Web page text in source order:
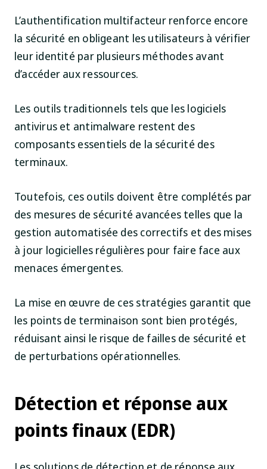
L’authentification multifacteur renforce encore
la sécurité en obligeant les utilisateurs à vérifier
leur identité par plusieurs méthodes avant
d’accéder aux ressources.
Les outils traditionnels tels que les logiciels
antivirus et antimalware restent des
composants essentiels de la sécurité des
terminaux.
Toutefois, ces outils doivent être complétés par
des mesures de sécurité avancées telles que la
gestion automatisée des correctifs et des mises
à jour logicielles régulières pour faire face aux
menaces émergentes.
La mise en œuvre de ces stratégies garantit que
les points de terminaison sont bien protégés,
réduisant ainsi le risque de failles de sécurité et
de perturbations opérationnelles.
Détection et réponse aux
points finaux (EDR)